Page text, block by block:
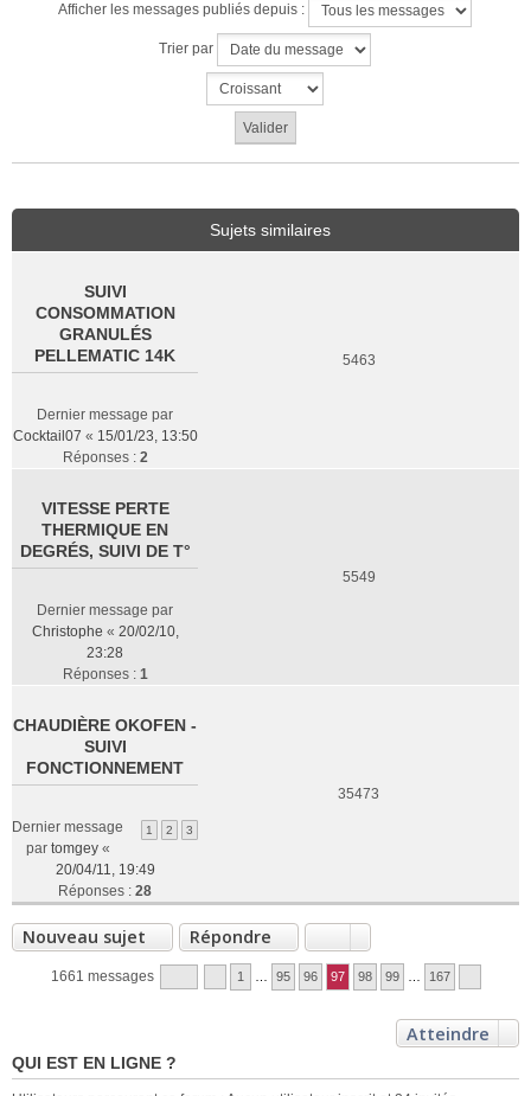
Afficher les messages publiés depuis :
Trier par
Sujets similaires
SUIVI
CONSOMMATION
GRANULÉS
PELLEMATIC 14K
Dernier message par
Cocktail07 « 15/01/23, 13:50
Réponses : 2
5463
VITESSE PERTE
THERMIQUE EN
DEGRÉS, SUIVI DE T°
Dernier message par
Christophe « 20/02/10,
23:28
Réponses : 1
5549
CHAUDIÈRE OKOFEN -
SUIVI
FONCTIONNEMENT
1 2 3
Dernier message
par tomgey«
20/04/11, 19:49
Réponses : 28
35473
Nouveau sujet Répondre
1661 messages 1 95 96 97 98 99 167
Atteindre
QUI EST EN LIGNE ?